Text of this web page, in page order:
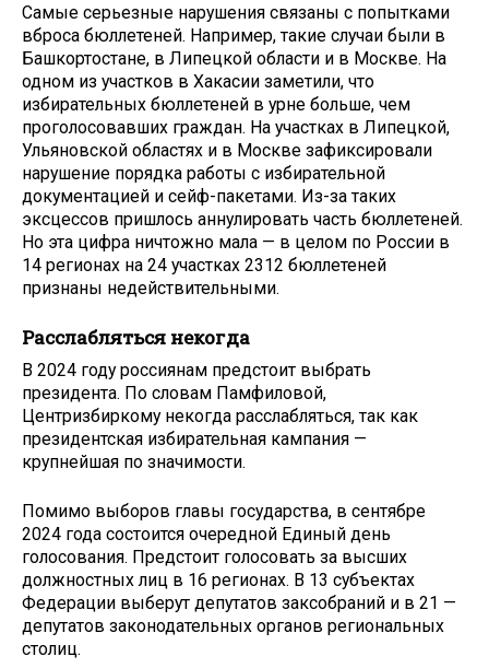
Самые серьезные нарушения связаны с попытками
вброса бюллетеней. Например, такие случаи были в
Башкортостане, в Липецкой области и в Москве. На
одном из участков в Хакасии заметили, что
избирательных бюллетеней в урне больше, чем
проголосовавших граждан. На участках в Липецкой,
Ульяновской областях и в Москве зафиксировали
нарушение порядка работы с избирательной
документацией и сейф-пакетами. Из-за таких
эксцессов пришлось аннулировать часть бюллетеней.
Но эта цифра ничтожно мала — в целом по России в
14 регионах на 24 участках 2312 бюллетеней
признаны недействительными.
Расслабляться некогда
В 2024 году россиянам предстоит выбрать
президента. По словам Памфиловой,
Центризбиркому некогда расслабляться, так как
президентская избирательная кампания —
крупнейшая по значимости.
Помимо выборов главы государства, в сентябре
2024 года состоится очередной Единый день
голосования. Предстоит голосовать за высших
должностных лиц в 16 регионах. В 13 субъектах
Федерации выберут депутатов заксобраний и в 21 —
депутатов законодательных органов региональных
столиц.